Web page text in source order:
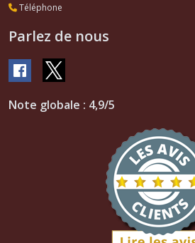
Téléphone
Parlez de nous
Note globale : 4,9/5